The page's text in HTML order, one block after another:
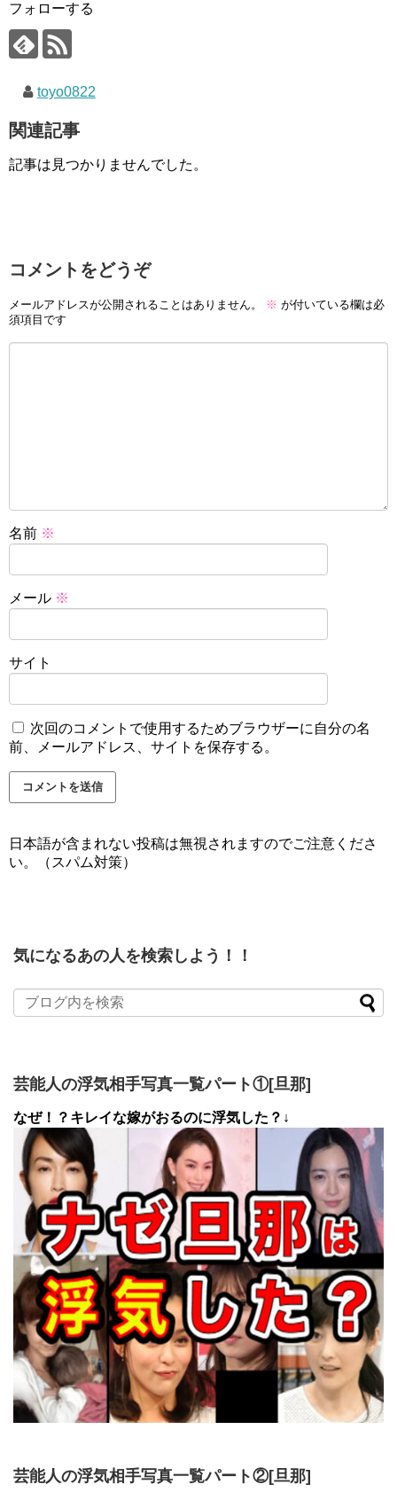
フォローする
toyo0822
関連記事
記事は見つかりませんでした。
コメントをどうぞ
メールアドレスが公開されることはありません。 ※ が付いている欄は必
須項目です
名前 ※
メール ※
サイト
次回のコメントで使用するためブラウザーに自分の名
前、メールアドレス、サイトを保存する。
日本語が含まれない投稿は無視されますのでご注意くださ
い。（スパム対策）
気になるあの人を検索しよう！！
芸能人の浮気相手写真一覧パート①[旦那]
なぜ！？キレイな嫁がおるのに浮気した？↓
芸能人の浮気相手写真一覧パート②[旦那]